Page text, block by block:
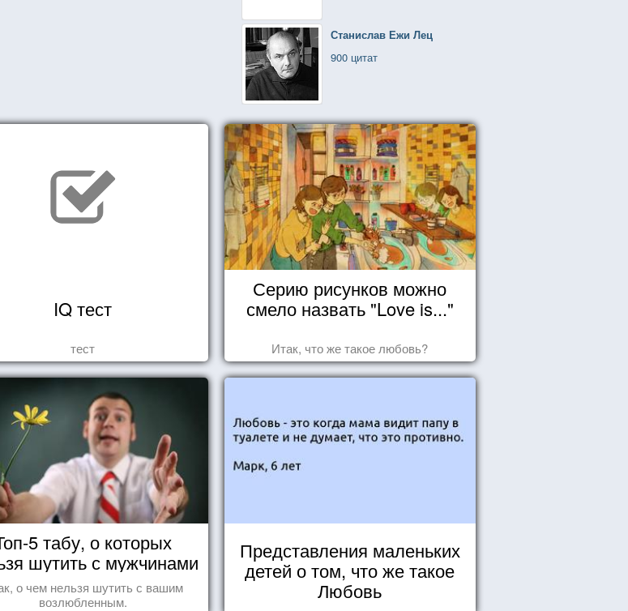
Станислав Ежи Лец
900 цитат
IQ тест
тест
Серию рисунков можно
смело назвать "Love is..."
Итак, что же такое любовь?
5 табу, о которых
шутить с мужчинами
о чем нельзя шутить с вашим
возлюбленным.
Представления маленьких
детей о том, что же такое
Любовь